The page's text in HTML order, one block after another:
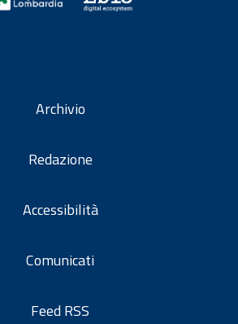
Archivio
Redazione
Accessibilità
Comunicati
Feed RSS